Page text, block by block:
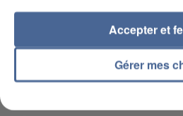
UN SECOND CADRE DE LA
INTERPELLÉ EN ALGÉRIE
Gérer mes
Accepter et